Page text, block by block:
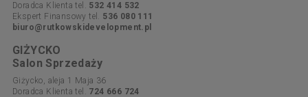
Doradca Klienta tel. 532 414 532
Ekspert Finansowy tel. 536 080 111
biuro@rutkowskidevelopment.pl
GIŻYCKO
Salon Sprzedaży
Giżycko, aleja 1 Maja 36
Doradca Klienta tel. 724 666 724